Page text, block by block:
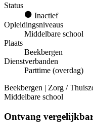
Status
Inactief
Opleidingsniveaus
Middelbare school
Plaats
Beekbergen
Dienstverbanden
Parttime (overdag)
Beekbergen | Zorg /
Middelbare school
Ontvang